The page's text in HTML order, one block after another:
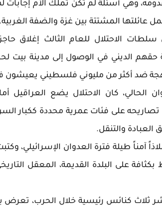
وهي أسئلة لم تكن تملك الأم
عائلتها المشتتة بين غزة والضفة الغربية.
الاحتلال للعام الثالث إغلاق
الديني في الوصول إلى مدينة بيت
ضد أكثر من مليوني فلسطيني يعيشون
الحالي، كان الاحتلال يضع العراقيل
على فئات عمرية محددة ككبار السن
العبادة والتنقل.
آمناً طيلة فترة العدوان الإسرائيلي،
على البلدة القديمة، المعقل
ثلاث كنائس رئيسية خلال الحرب،